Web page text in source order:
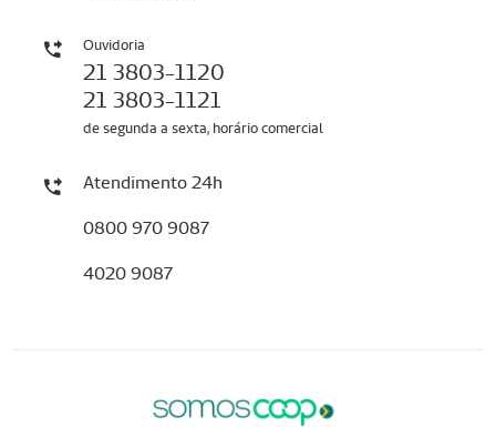
Ouvidoria
21 3803-1120
21 3803-1121
de segunda a sexta, horário comercial
Atendimento 24h
0800 970 9087
4020 9087